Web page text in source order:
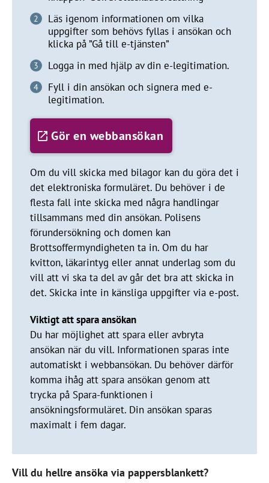
Läs igenom informationen om vilka
uppgifter som behövs fyllas i ansökan och
klicka på ”Gå till e-tjänsten”
Logga in med hjälp av din e-legitimation.
Fyll i din ansökan och signera med e-
legitimation.
Gör en webbansökan
Om du vill skicka med bilagor kan du göra det i
det elektroniska formuläret. Du behöver i de
flesta fall inte skicka med några handlingar
tillsammans med din ansökan. Polisens
förundersökning och domen kan
Brottsoffermyndigheten ta in. Om du har
kvitton, läkarintyg eller annat underlag som du
vill att vi ska ta del av går det bra att skicka in
det. Skicka inte in känsliga uppgifter via e-post.
Viktigt att spara ansökan
Du har möjlighet att spara eller avbryta
ansökan när du vill. Informationen sparas inte
automatiskt i webbansökan. Du behöver därför
komma ihåg att spara ansökan genom att
trycka på Spara-funktionen i
ansökningsformuläret. Din ansökan sparas
maximalt i fem dagar.
Vill du hellre ansöka via pappersblankett?